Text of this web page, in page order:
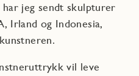
jeg sendt skulpturer
Irland og Indonesia,
vil leve